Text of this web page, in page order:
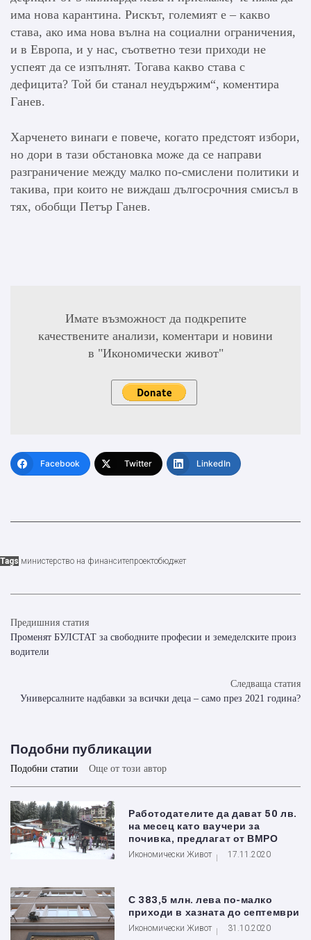
има нова карантина. Рискът, големият е – какво
става, ако има нова вълна на социални ограничения,
и в Европа, и у нас, съответно тези приходи не
успеят да се изпълнят. Тогава какво става с
дефицита? Той би станал неудържим“, коментира
Ганев.
Харченето винаги е повече, когато предстоят избори,
но дори в тази обстановка може да се направи
разграничение между малко по-смислени политики и
такива, при които не виждаш дългосрочния смисъл в
тях, обобщи Петър Ганев.
Имате възможност да подкрепите
качествените анализи, коментари и новини
в "Икономически живот"
Facebook Twitter LinkedIn
Tags министерство на финанситепроектобюджет
Предишния статия
Променят БУЛСТАТ за свободните професии и земеделските произ
водители
Следваща статия
Универсалните надбавки за всички деца – само през 2021 година?
Подобни публикации
Подобни статии Още от този автор
Работодателите да дават 50 лв.
на месец като ваучери за
почивка, предлагат от ВМРО
Икономически Живот 17.11.2020
С 383,5 млн. лева по-малко
приходи в хазната до септември
Икономически Живот 31.10.2020